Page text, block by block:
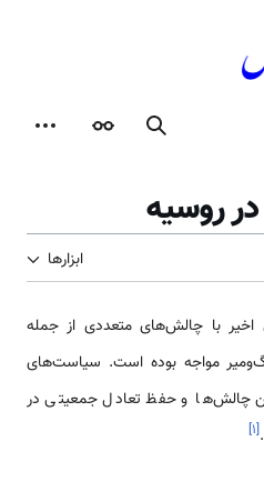
جستجوظاهر
روسیه
ابزارها
با چالش‌های متعددی از جمله
مواجه بوده است. سیاست‌های
چالش‌ها و حفظ تعادل جمعیتی در
[۱]